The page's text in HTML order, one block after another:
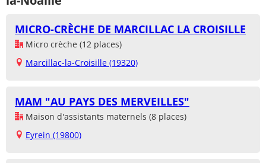
MICRO-CRÈCHE DE MARCILLAC LA CROISILLE
Micro crèche (12 places)
Marcillac-la-Croisille (19320)
MAM "AU PAYS DES MERVEILLES"
Maison d'assistants maternels (8 places)
Eyrein (19800)